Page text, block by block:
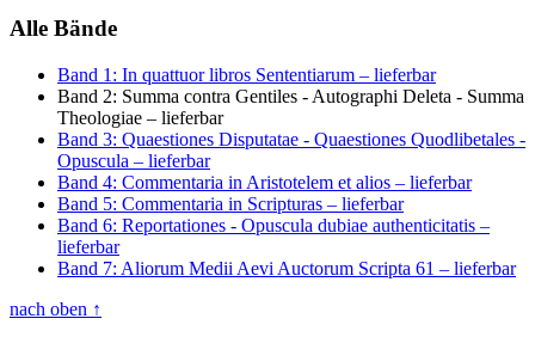
Alle Bände
Band 1: In quattuor libros Sententiarum – lieferbar
Band 2: Summa contra Gentiles - Autographi Deleta - Summa
Theologiae – lieferbar
Band 3: Quaestiones Disputatae - Quaestiones Quodlibetales -
Opuscula – lieferbar
Band 4: Commentaria in Aristotelem et alios – lieferbar
Band 5: Commentaria in Scripturas – lieferbar
Band 6: Reportationes - Opuscula dubiae authenticitatis –
lieferbar
Band 7: Aliorum Medii Aevi Auctorum Scripta 61 – lieferbar
nach oben ↑